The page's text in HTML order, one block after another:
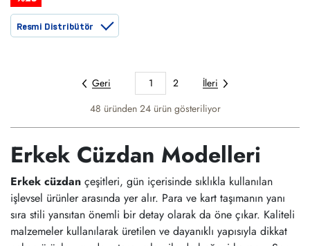
Resmi Distribütör
Geri 1 2
İleri
48 üründen 24 ürün gösteriliyor
Erkek Cüzdan Modelleri
Erkek cüzdan çeşitleri, gün içerisinde sıklıkla kullanılan
işlevsel ürünler arasında yer alır. Para ve kart taşımanın yanı
sıra stili yansıtan önemli bir detay olarak da öne çıkar. Kaliteli
malzemeler kullanılarak üretilen ve dayanıklı yapısıyla dikkat